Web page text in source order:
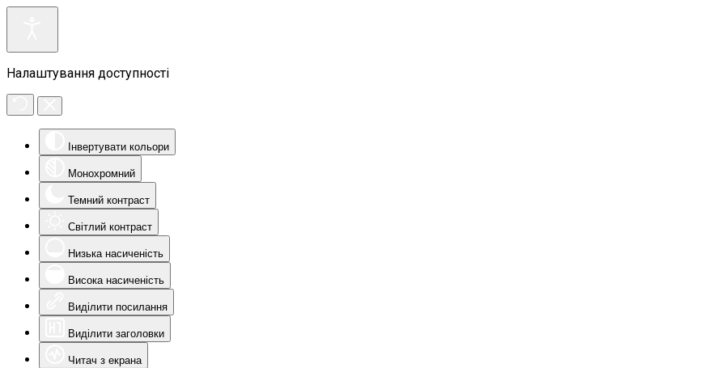
Налаштування доступності
Інвертувати кольори
Монохромний
Темний контраст
Світлий контраст
Низька насиченість
Висока насиченість
Виділити посилання
Виділити заголовки
Читач з екрана